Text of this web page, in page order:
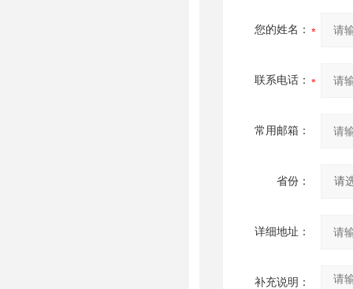
您的姓名：
联系电话：
常用邮箱：
省份：
详细地址：
补充说明：